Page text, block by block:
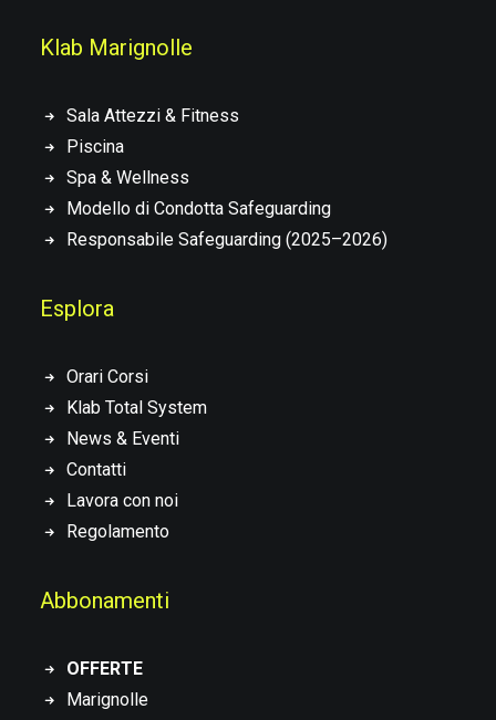
Klab Marignolle
Sala Attezzi & Fitness
Piscina
Spa & Wellness
Modello di Condotta Safeguarding
Responsabile Safeguarding (2025–2026)
Esplora
Orari Corsi
Klab Total System
News & Eventi
Contatti
Lavora con noi
Regolamento
Abbonamenti
OFFERTE
Marignolle